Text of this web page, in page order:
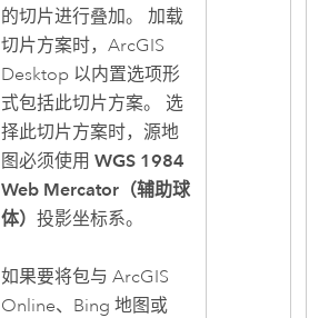
的切片进行叠加。 加载
切片方案时，ArcGIS
Desktop 以内置选项形
式包括此切片方案。 选
择此切片方案时，源地
图必须使用WGS 1984
Web Mercator（辅助球
体）投影坐标系。
如果要将包与 ArcGIS
Online、Bing 地图或